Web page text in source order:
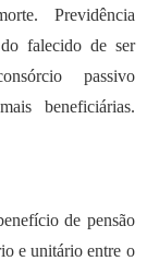
Previdência
do falecido de ser
passivo
beneficiárias.
de pensão
e unitário entre o